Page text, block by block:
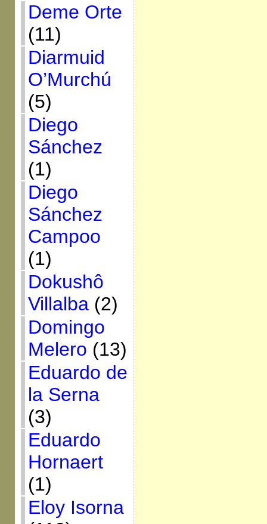
Deme Orte
(11)
Diarmuid
O’Murchú
(5)
Diego
Sánchez
(1)
Diego
Sánchez
Campoo
(1)
Dokushô
Villalba(2)
Domingo
Melero (13)
Eduardo de
la Serna
(3)
Eduardo
Hornaert
(1)
Eloy Isorna